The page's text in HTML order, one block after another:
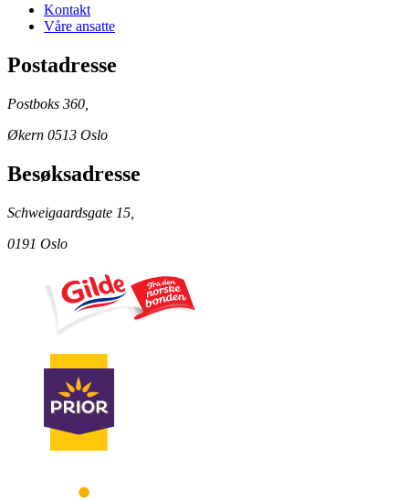
Kontakt
Våre ansatte
Postadresse
Postboks 360,
Økern 0513 Oslo
Besøksadresse
Schweigaardsgate 15,
0191 Oslo